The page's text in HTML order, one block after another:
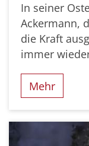
In seiner
Ackermann,
die Kraft
immer
Mehr